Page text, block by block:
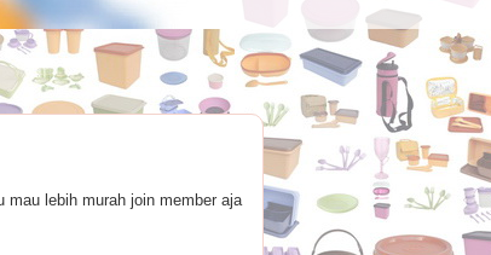
mau lebih murah join member aja